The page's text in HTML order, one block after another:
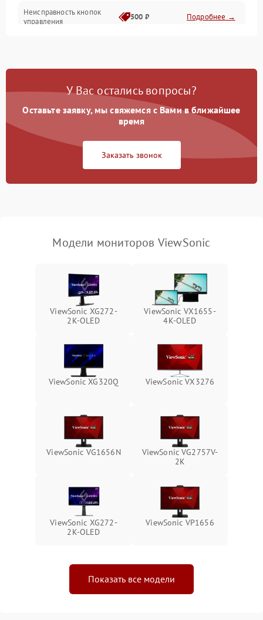
Неисправность кнопок
управления
500 ₽ Подробнее →
питания
Подробнее →
защиты от перегрузок
1000 ₽ Подробнее →
1000 ₽
Неисправность системы
перенапряжения
1000 ₽ Подробнее →
защиты от замыкания
Подробнее →
Повреждение системы
1000 ₽ Подробнее →
Неисправность системы
защиты от перегрева
Подробнее →
Поломка системы защиты
Поломка системы защиты
от замыкания
Подробнее →
У Вас остались вопросы?
Оставьте заявку, мы свяжемся с Вами в ближайшее
время
Заказать звонок
Модели мониторов ViewSonic
ViewSonic XG272-
2K-OLED
ViewSonic VX1655-
4K-OLED
ViewSonic XG320Q ViewSonic VX3276
ViewSonic VG1656N
ViewSonic VG2757V-
2K
ViewSonic XG272-
2K-OLED
ViewSonic VP1656
Показать все модели